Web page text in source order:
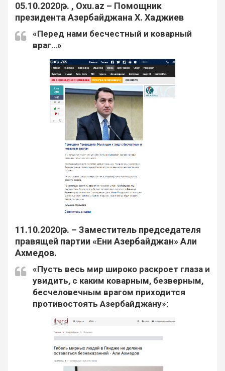
05.10.2020թ. , Oxu.az – Помощник
президента Азербайджана Х. Хаджиев
«Перед нами бесчестный и коварный
враг…»
11.10.2020թ. – Заместитель председателя
правящей партии «Ени Азербайджан» Али
Ахмедов.
«Пусть весь мир широко раскроет глаза и
увидить, с каким коварным, безверным,
бесчеловечным врагом приходится
противостоять Азербайджану»: